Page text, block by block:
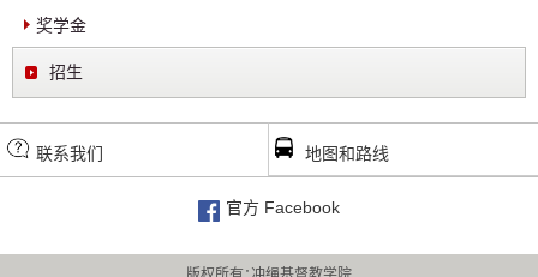
奖学金
招生
联系我们 地图和路线
官方 Facebook